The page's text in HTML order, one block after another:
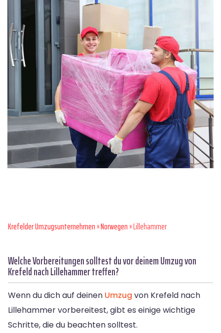
Krefelder Umzugsunternehmen»Norwegen» Lillehammer
Welche Vorbereitungen solltest du vor deinem Umzug von
Krefeld nach Lillehammer treffen?
Wenn du dich auf deinen Umzug von Krefeld nach
Lillehammer vorbereitest, gibt es einige wichtige
Schritte, die du beachten solltest.